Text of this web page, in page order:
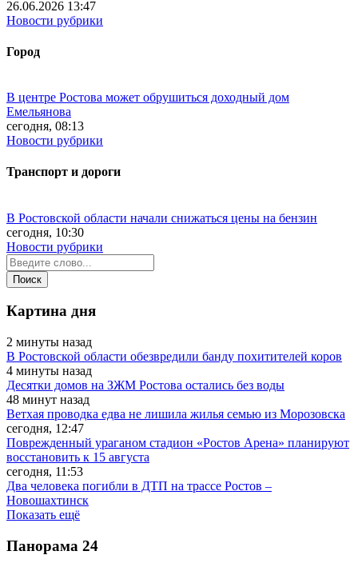
26.06.2026 13:47
Новости рубрики
Город
В центре Ростова может обрушиться доходный дом
Емельянова
сегодня, 08:13
Новости рубрики
Транспорт и дороги
В Ростовской области начали снижаться цены на бензин
сегодня, 10:30
Новости рубрики
Картина дня
2 минуты назад
В Ростовской области обезвредили банду похитителей коров
4 минуты назад
Десятки домов на ЗЖМ Ростова остались без воды
48 минут назад
Ветхая проводка едва не лишила жилья семью из Морозовска
сегодня, 12:47
Поврежденный ураганом стадион «Ростов Арена» планируют
восстановить к 15 августа
сегодня, 11:53
Два человека погибли в ДТП на трассе Ростов –
Новошахтинск
Показать ещё
Панорама 24